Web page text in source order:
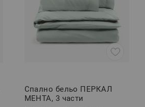
Спално бельо ПЕРКАЛ
МЕНТА, 3 части